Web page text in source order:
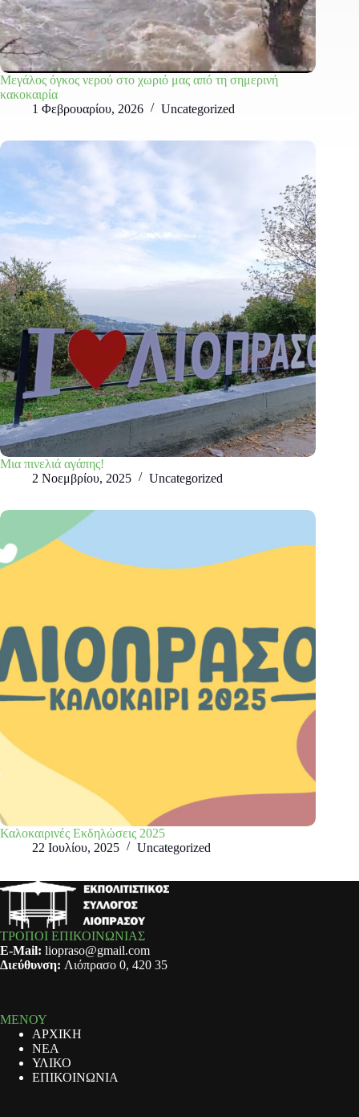
Μεγάλος όγκος νερού στο χωριό μας από τη σημερινή
κακοκαιρία
1 Φεβρουαρίου, 2026
Uncategorized
Μια πινελιά αγάπης!
2 Νοεμβρίου, 2025
Uncategorized
Καλοκαιρινές Εκδηλώσεις 2025
22 Ιουλίου, 2025
Uncategorized
ΤΡΟΠΟΙ ΕΠΙΚΟΙΝΩΝΙΑΣ
E-Mail: liopraso@gmail.com
Διεύθυνση: Λιόπρασο 0, 420 35
ΜΕΝΟΥ
ΑΡΧΙΚΗ
ΝΕΑ
ΥΛΙΚΟ
ΕΠΙΚΟΙΝΩΝΙΑ